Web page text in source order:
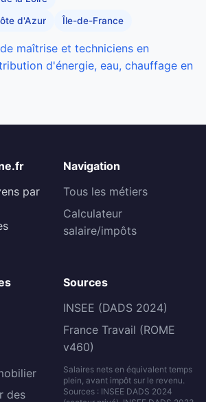
d'Azur Île-de-France
maîtrise et techniciens en
d'énergie, eau, chauffage en
par
Navigation
Tous les métiers
Calculateur
salaire/impôts
des
Sources
INSEE (DADS 2024)
France Travail (ROME
v460)
Salaires nets en équivalent temps
plein, avant impôt sur le revenu.
Sources : INSEE DADS 2024